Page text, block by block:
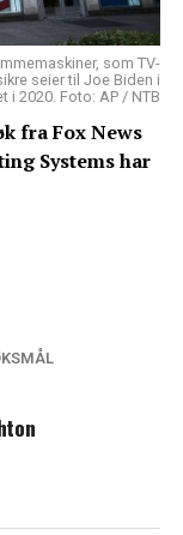
som TV-
seier til Joe Biden i
i 2020. Foto: AP / NTB
fra Fox News
Systems har